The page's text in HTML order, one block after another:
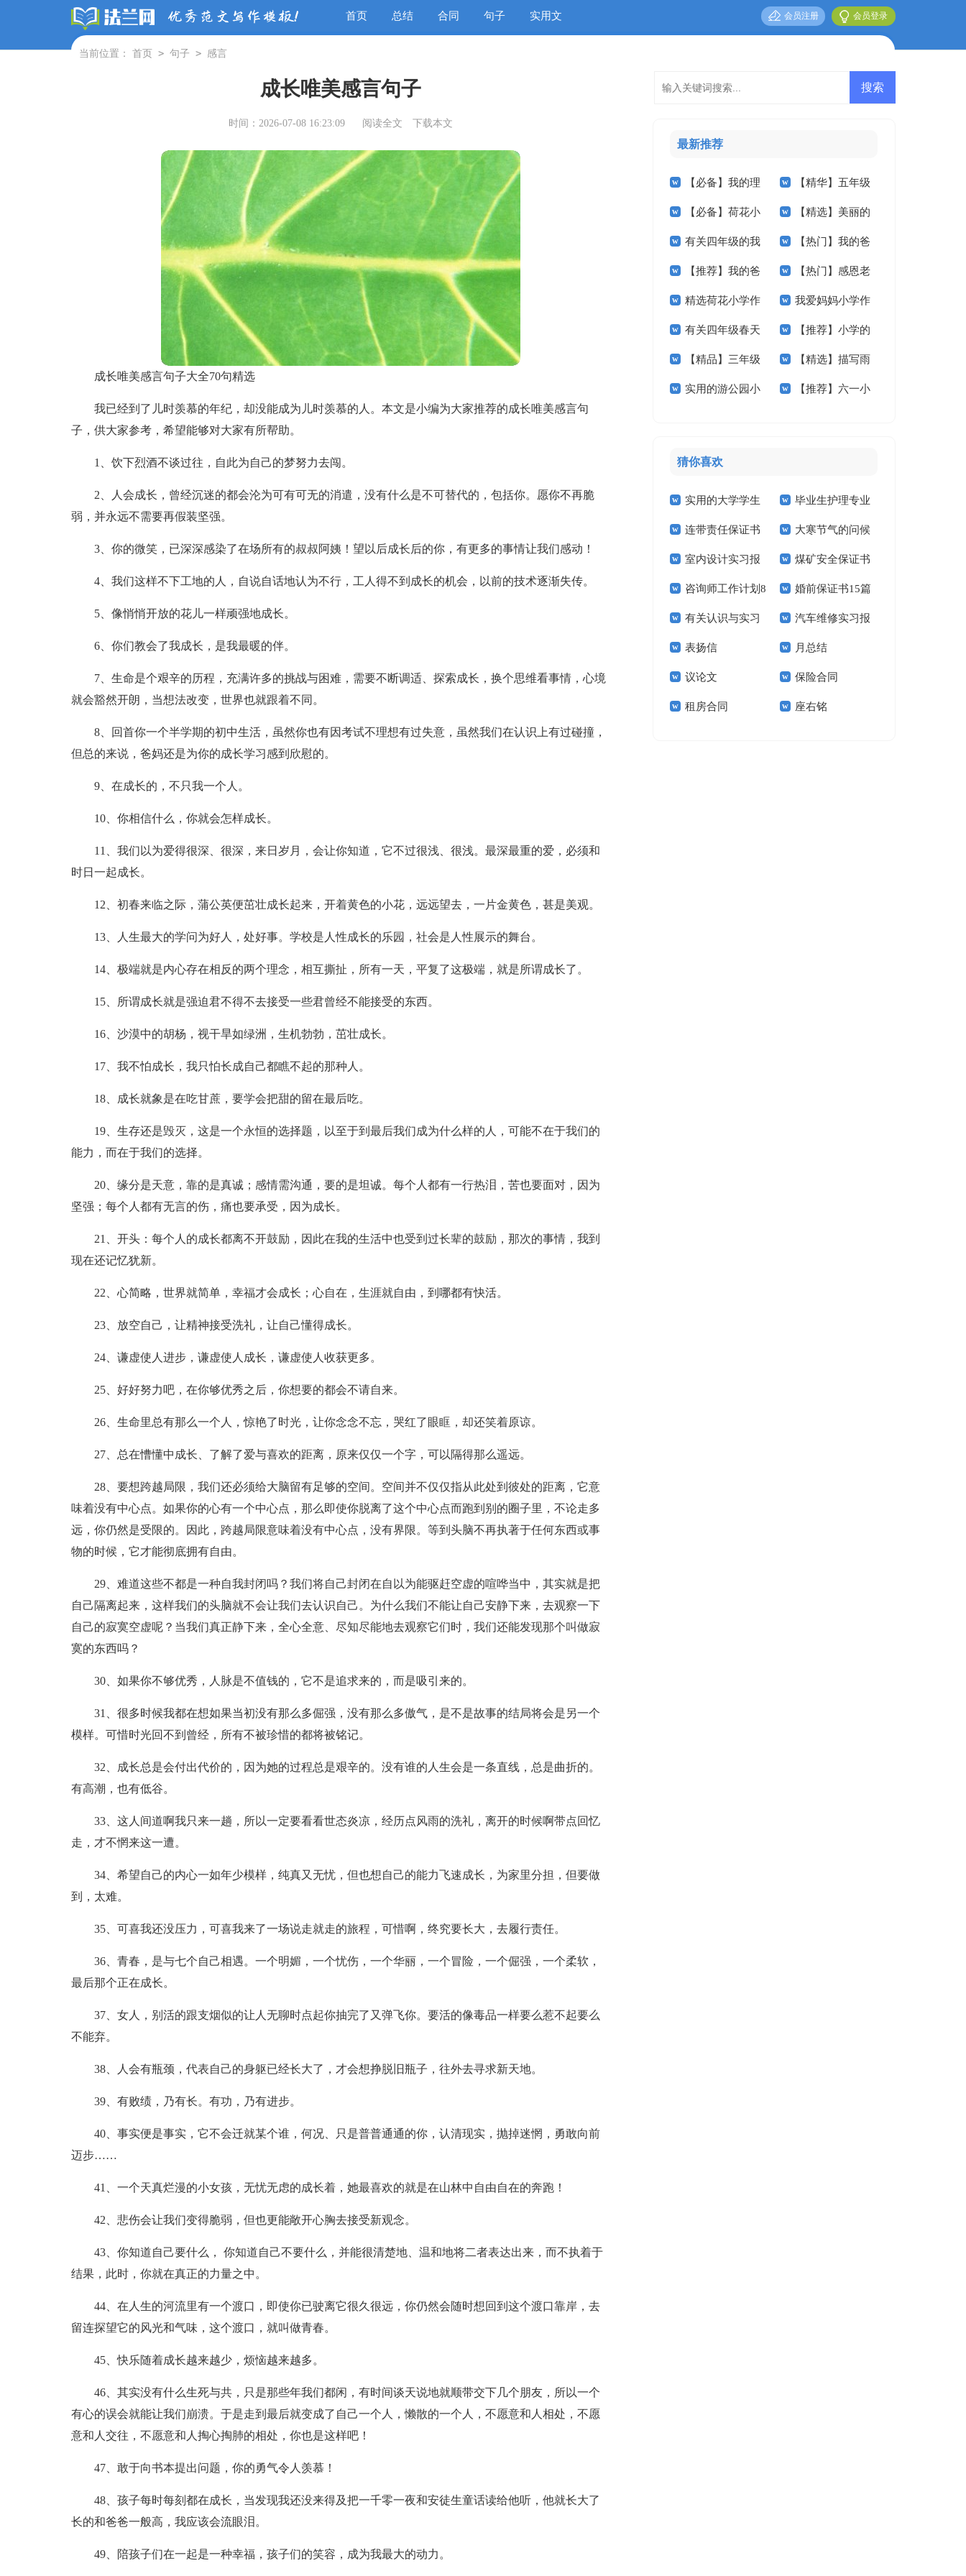
首页 总结 合同 句子 实用文 会员登录
会员注册
当前位置： 首页 > 句子 > 感言
成长唯美感言句子
时间：2026-07-08 16:23:09 阅读全文 下载本文
成长唯美感言句子大全70句精选
我已经到了儿时羡慕的年纪，却没能成为儿时羡慕的人。本文是小编为大家推荐的成长唯美感言句
子，供大家参考，希望能够对大家有所帮助。
1、饮下烈酒不谈过往，自此为自己的梦努力去闯。
2、人会成长，曾经沉迷的都会沦为可有可无的消遣，没有什么是不可替代的，包括你。愿你不再脆
弱，并永远不需要再假装坚强。
3、你的微笑，已深深感染了在场所有的叔叔阿姨！望以后成长后的你，有更多的事情让我们感动！
4、我们这样不下工地的人，自说自话地认为不行，工人得不到成长的机会，以前的技术逐渐失传。
5、像悄悄开放的花儿一样顽强地成长。
6、你们教会了我成长，是我最暖的伴。
7、生命是个艰辛的历程，充满许多的挑战与困难，需要不断调适、探索成长，换个思维看事情，心境
就会豁然开朗，当想法改变，世界也就跟着不同。
8、回首你一个半学期的初中生活，虽然你也有因考试不理想有过失意，虽然我们在认识上有过碰撞，
但总的来说，爸妈还是为你的成长学习感到欣慰的。
9、在成长的，不只我一个人。
10、你相信什么，你就会怎样成长。
11、我们以为爱得很深、很深，来日岁月，会让你知道，它不过很浅、很浅。最深最重的爱，必须和
时日一起成长。
12、初春来临之际，蒲公英便茁壮成长起来，开着黄色的小花，远远望去，一片金黄色，甚是美观。
13、人生最大的学问为好人，处好事。学校是人性成长的乐园，社会是人性展示的舞台。
14、极端就是内心存在相反的两个理念，相互撕扯，所有一天，平复了这极端，就是所谓成长了。
15、所谓成长就是强迫君不得不去接受一些君曾经不能接受的东西。
16、沙漠中的胡杨，视干旱如绿洲，生机勃勃，茁壮成长。
17、我不怕成长，我只怕长成自己都瞧不起的那种人。
18、成长就象是在吃甘蔗，要学会把甜的留在最后吃。
19、生存还是毁灭，这是一个永恒的选择题，以至于到最后我们成为什么样的人，可能不在于我们的
能力，而在于我们的选择。
20、缘分是天意，靠的是真诚；感情需沟通，要的是坦诚。每个人都有一行热泪，苦也要面对，因为
坚强；每个人都有无言的伤，痛也要承受，因为成长。
21、开头：每个人的成长都离不开鼓励，因此在我的生活中也受到过长辈的鼓励，那次的事情，我到
现在还记忆犹新。
22、心简略，世界就简单，幸福才会成长；心自在，生涯就自由，到哪都有快活。
23、放空自己，让精神接受洗礼，让自己懂得成长。
24、谦虚使人进步，谦虚使人成长，谦虚使人收获更多。
25、好好努力吧，在你够优秀之后，你想要的都会不请自来。
26、生命里总有那么一个人，惊艳了时光，让你念念不忘，哭红了眼眶，却还笑着原谅。
27、总在慒懂中成长、了解了爱与喜欢的距离，原来仅仅一个字，可以隔得那么遥远。
28、要想跨越局限，我们还必须给大脑留有足够的空间。空间并不仅仅指从此处到彼处的距离，它意
味着没有中心点。如果你的心有一个中心点，那么即使你脱离了这个中心点而跑到别的圈子里，不论走多
远，你仍然是受限的。因此，跨越局限意味着没有中心点，没有界限。等到头脑不再执著于任何东西或事
物的时候，它才能彻底拥有自由。
29、难道这些不都是一种自我封闭吗？我们将自己封闭在自以为能驱赶空虚的喧哗当中，其实就是把
自己隔离起来，这样我们的头脑就不会让我们去认识自己。为什么我们不能让自己安静下来，去观察一下
自己的寂寞空虚呢？当我们真正静下来，全心全意、尽知尽能地去观察它们时，我们还能发现那个叫做寂
寞的东西吗？
30、如果你不够优秀，人脉是不值钱的，它不是追求来的，而是吸引来的。
31、很多时候我都在想如果当初没有那么多倔强，没有那么多傲气，是不是故事的结局将会是另一个
模样。可惜时光回不到曾经，所有不被珍惜的都将被铭记。
32、成长总是会付出代价的，因为她的过程总是艰辛的。没有谁的人生会是一条直线，总是曲折的。
有高潮，也有低谷。
33、这人间道啊我只来一趟，所以一定要看看世态炎凉，经历点风雨的洗礼，离开的时候啊带点回忆
走，才不惘来这一遭。
34、希望自己的内心一如年少模样，纯真又无忧，但也想自己的能力飞速成长，为家里分担，但要做
到，太难。
35、可喜我还没压力，可喜我来了一场说走就走的旅程，可惜啊，终究要长大，去履行责任。
36、青春，是与七个自己相遇。一个明媚，一个忧伤，一个华丽，一个冒险，一个倔强，一个柔软，
最后那个正在成长。
37、女人，别活的跟支烟似的让人无聊时点起你抽完了又弹飞你。要活的像毒品一样要么惹不起要么
不能弃。
38、人会有瓶颈，代表自己的身躯已经长大了，才会想挣脱旧瓶子，往外去寻求新天地。
39、有败绩，乃有长。有功，乃有进步。
40、事实便是事实，它不会迁就某个谁，何况、只是普普通通的你，认清现实，抛掉迷惘，勇敢向前
迈步……
41、一个天真烂漫的小女孩，无忧无虑的成长着，她最喜欢的就是在山林中自由自在的奔跑！
42、悲伤会让我们变得脆弱，但也更能敞开心胸去接受新观念。
43、你知道自己要什么， 你知道自己不要什么，并能很清楚地、温和地将二者表达出来，而不执着于
结果，此时，你就在真正的力量之中。
44、在人生的河流里有一个渡口，即使你已驶离它很久很远，你仍然会随时想回到这个渡口靠岸，去
留连探望它的风光和气味，这个渡口，就叫做青春。
45、快乐随着成长越来越少，烦恼越来越多。
46、其实没有什么生死与共，只是那些年我们都闲，有时间谈天说地就顺带交下几个朋友，所以一个
有心的误会就能让我们崩溃。于是走到最后就变成了自己一个人，懒散的一个人，不愿意和人相处，不愿
意和人交往，不愿意和人掏心掏肺的相处，你也是这样吧！
47、敢于向书本提出问题，你的勇气令人羡慕！
48、孩子每时每刻都在成长，当发现我还没来得及把一千零一夜和安徒生童话读给他听，他就长大了
长的和爸爸一般高，我应该会流眼泪。
49、陪孩子们在一起是一种幸福，孩子们的笑容，成为我最大的动力。
最新推荐
【必备】我的理
想小学作文3篇
【精华】五年级
我的作文集锦九篇
【必备】荷花小
学作文合集5篇
【精选】美丽的
小学作文300字四篇
有关四年级的我
作文300字四篇
【热门】我的爸
爸小学作文七篇
【推荐】我的爸
爸小学作文九篇
【热门】感恩老
师小学作文三篇
精选荷花小学作
文锦集5篇
我爱妈妈小学作
文五篇
有关四年级春天
作文300字集锦10篇
【推荐】小学的
作文400字六篇
【精品】三年级
校园的作文四篇
【精选】描写雨
的小学作文300字4
实用的游公园小 【推荐】六一小
猜你喜欢
实用的大学学生
实习报告范文锦集六
篇
毕业生护理专业
求职信精选15篇
连带责任保证书 大寒节气的问候
祝福语
室内设计实习报
告汇编15篇
煤矿安全保证书
(15篇)
咨询师工作计划8
篇
婚前保证书15篇
有关认识与实习
报告模板集锦十篇
汽车维修实习报
告(汇编15篇)
表扬信 月总结
议论文 保险合同
租房合同 座右铭